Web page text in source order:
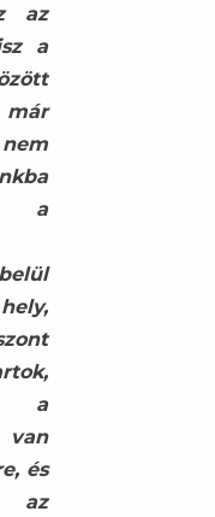
az
a
a
a
és
az